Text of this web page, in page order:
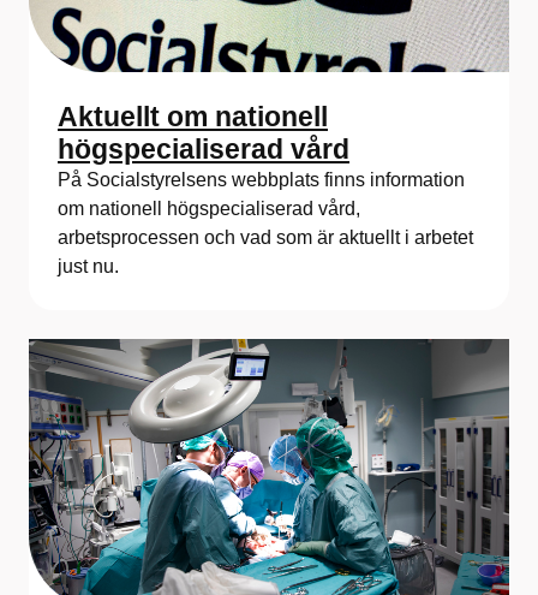
Aktuellt om nationell
högspecialiserad vård
På Socialstyrelsens webbplats finns information
om nationell högspecialiserad vård,
arbetsprocessen och vad som är aktuellt i arbetet
just nu.